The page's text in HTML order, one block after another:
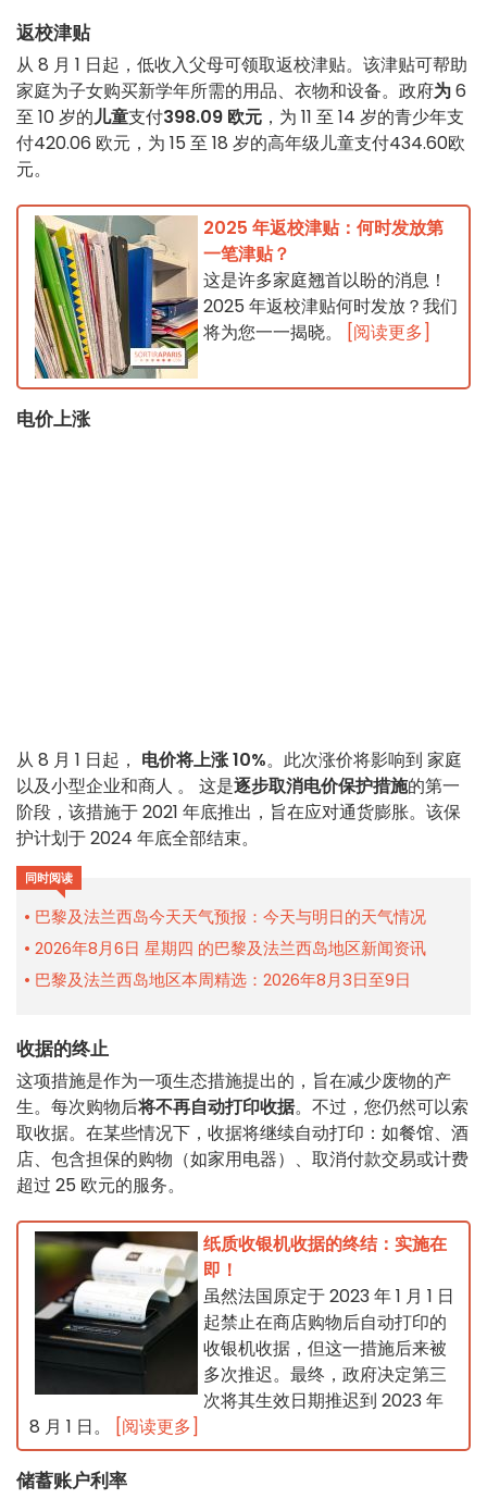
返校津贴
从 8 月 1 日起，低收入父母可领取返校津贴。该津贴可帮助
家庭为子女购买新学年所需的用品、衣物和设备。政府为6
至 10 岁的儿童支付398.09 欧元 ，为 11 至 14 岁的青少年支
付420.06 欧元，为 15 至 18 岁的高年级儿童支付434.60欧
元。
2025 年返校津贴：何时发放第
一笔津贴？
这是许多家庭翘首以盼的消息！
2025 年返校津贴何时发放？我们
将为您一一揭晓。
[阅读更多]
电价上涨
从 8 月 1 日起， 电价将上涨 10%。此次涨价将影响到 家庭
以及小型企业和商人 。 这是逐步取消电价保护措施的第一
阶段，该措施于 2021 年底推出，旨在应对通货膨胀。该保
护计划于 2024 年底全部结束。
同时阅读
巴黎及法兰西岛今天天气预报：今天与明日的天气情况
2026年8月6日 星期四 的巴黎及法兰西岛地区新闻资讯
巴黎及法兰西岛地区本周精选：2026年8月3日至9日
收据的终止
这项措施是作为一项生态措施提出的，旨在减少废物的产
生。每次购物后将不再自动打印收据。不过，您仍然可以索
取收据。在某些情况下，收据将继续自动打印：如餐馆、酒
店、包含担保的购物（如家用电器）、取消付款交易或计费
超过 25 欧元的服务。
纸质收银机收据的终结：实施在
即！
虽然法国原定于 2023 年 1 月 1 日
起禁止在商店购物后自动打印的
收银机收据，但这一措施后来被
多次推迟。最终，政府决定第三
次将其生效日期推迟到 2023 年
8 月 1 日。
[阅读更多]
储蓄账户利率